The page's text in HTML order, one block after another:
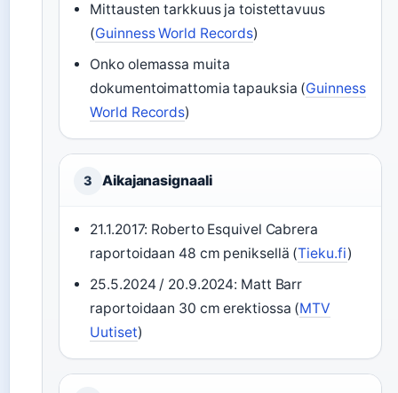
Mittausten tarkkuus ja toistettavuus
(Guinness World Records)
Onko olemassa muita
dokumentoimattomia tapauksia (Guinness
World Records)
3 Aikajanasignaali
21.1.2017: Roberto Esquivel Cabrera
raportoidaan 48 cm peniksellä (Tieku.fi)
25.5.2024 / 20.9.2024: Matt Barr
raportoidaan 30 cm erektiossa (MTV
Uutiset)